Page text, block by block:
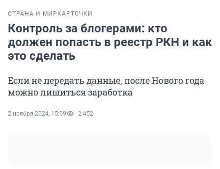
СТРАНА И МИР КАРТОЧКИ
Контроль за блогерами: кто
должен попасть в реестр РКН и как
это сделать
Если не передать данные, после Нового года
можно лишиться заработка
2 ноября 2024, 15:09 2 452